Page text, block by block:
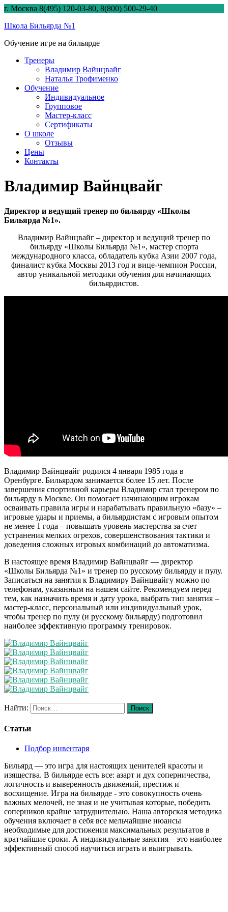
г. Москва 8(495) 120-03-80, 8(800) 500-29-40
Школа Бильярда №1
Обучение игре на бильярде
Тренеры
Владимир Вайнцвайг
Наталья Трофименко
Обучение
Индивидуальное
Групповое
Мастер-класс
Сертификаты
О школе
Отзывы
Цены
Контакты
Владимир Вайнцвайг
Директор и ведущий тренер по бильярду «Школы
Бильярда №1».
Владимир Вайнцвайг – директор и ведущий тренер по
бильярду «Школы Бильярда №1», мастер спорта
международного класса, обладатель кубка Азии 2007 года,
финалист кубка Москвы 2013 год и вице-чемпион России,
автор уникальной методики обучения для начинающих
бильярдистов.
Владимир Вайнцвайг родился 4 января 1985 года в
Оренбурге. Бильярдом занимается более 15 лет. После
завершения спортивной карьеры Владимир стал тренером по
бильярду в Москве. Он помогает начинающим игрокам
осваивать правила игры и нарабатывать правильную «базу» –
игровые удары и приемы, а бильярдистам с игровым опытом
не менее 1 года – повышать уровень мастерства за счет
устранения мелких огрехов, совершенствования тактики и
доведения сложных игровых комбинаций до автоматизма.
В настоящее время Владимир Вайнцвайг — директор
«Школы Бильярда №1» и тренер по русскому бильярду и пулу.
Записаться на занятия к Владимиру Вайнцвайгу можно по
телефонам, указанным на нашем сайте. Рекомендуем перед
тем, как назначить время и дату урока, выбрать тип занятия –
мастер-класс, персональный или индивидуальный урок,
чтобы тренер по пулу (и русскому бильярду) подготовил
наиболее эффективную программу тренировок.
Найти:
Статьи
Подбор инвентаря
Бильярд — это игра для настоящих ценителей красоты и
изящества. В бильярде есть все: азарт и дух соперничества,
логичность и выверенность движений, престиж и
восхищение. Игра на бильярде - это совокупность очень
важных мелочей, не зная и не учитывая которые, победить
соперников крайне затруднительно. Наша авторская методика
обучения включает в себя все мельчайшие нюансы
необходимые для достижения максимальных результатов в
кратчайшие сроки. А индивидуальные занятия – это наиболее
эффективный способ научиться играть и выигрывать.